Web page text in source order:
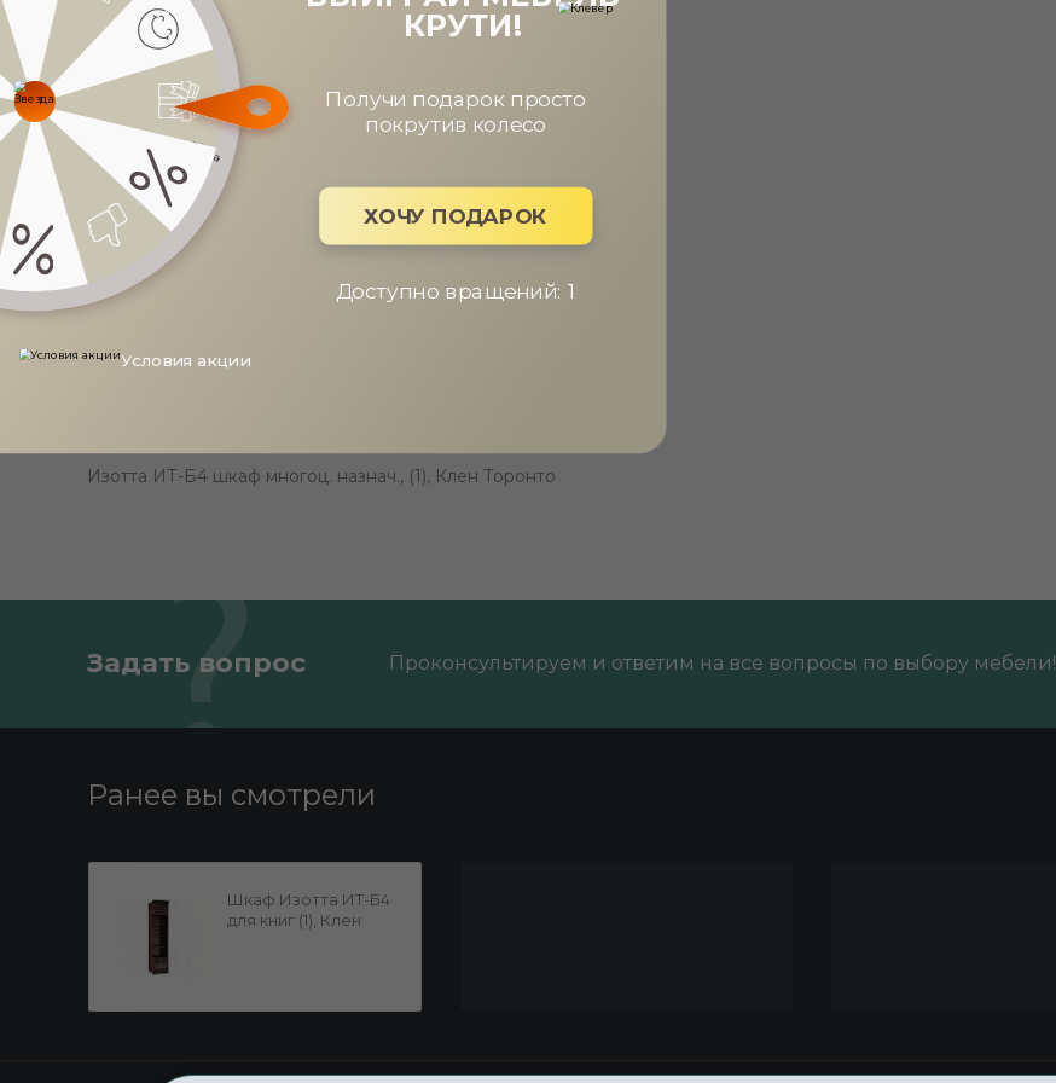
ОПИСАНИЕ
Изотта ИТ-Б4 шкаф многоц. назнач., (1), Клен Торонто
Задать вопрос Проконсультируем и ответим на все вопросы по выбору мебели!
Ранее вы смотрели
Шкаф Изотта ИТ-Б4
для книг (1), Клен
Условия акции
КРУТИ!
Получи подарок просто
покрутив колесо
ХОЧУ ПОДАРОК
Доступно вращений: 1